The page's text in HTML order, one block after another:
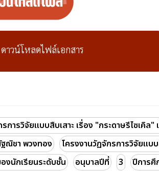
ดาวน์โหลดไฟล์เอกสาร
การวิจัยแบบสืบเสาะ เรื่อง "กระดาษรีไซเคิ
ณิชา พวงทอง
โครงงานวัฏจักรการวิจัยแบบ
งนักเรียนระดับชั้น
อนุบาลปีที่ 3 ปีการศึ